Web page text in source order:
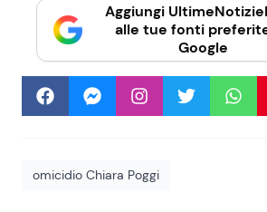
Aggiungi
alle tue fonti
Google
omicidio Chiara Poggi